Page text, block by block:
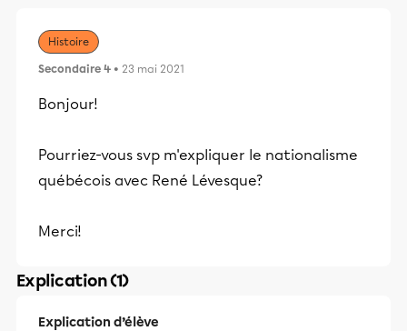
Histoire
Secondaire 4 • 23 mai 2021
Bonjour!
Pourriez-vous svp m'expliquer le nationalisme
québécois avec René Lévesque?
Merci!
Explication (1)
Explication d’élève